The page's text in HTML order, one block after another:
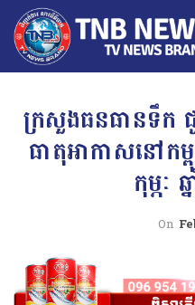
ក្រសួងធនធានទឹក
ធាតុអាកាសនៅកម្
កុម្ភៈ
On